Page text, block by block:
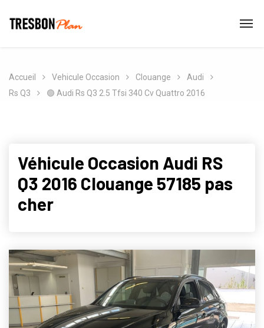
Accueil Vehicule Occasion Clouange
Audi
Rs Q3
🟢 Audi Rs Q3 2.5 Tfsi 340 Cv Quattro 2016
Véhicule Occasion Audi RS
Q3 2016 Clouange 57185 pas
cher